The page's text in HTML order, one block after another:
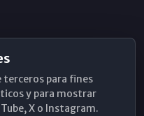
terceros para fines
y para mostrar
X o Instagram.